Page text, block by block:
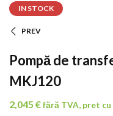
IN STOCK
În
Articole
PREV
Pompă de
MKJ120
2,045 €fără TVA, pret cu